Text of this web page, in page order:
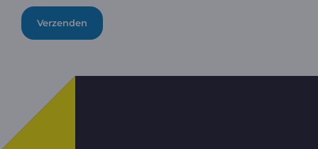
Verzenden